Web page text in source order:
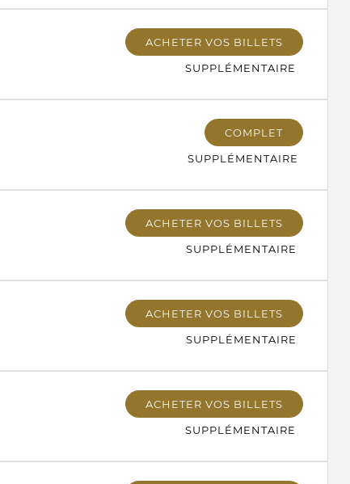
ACHETER VOS BILLETS
SUPPLÉMENTAIRE
COMPLET
SUPPLÉMENTAIRE
ACHETER VOS BILLETS
SUPPLÉMENTAIRE
ACHETER VOS BILLETS
SUPPLÉMENTAIRE
ACHETER VOS BILLETS
SUPPLÉMENTAIRE